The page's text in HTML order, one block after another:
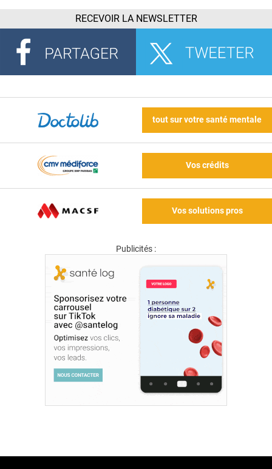
RECEVOIR LA NEWSLETTER
tout sur votre santé mentale
Vos crédits
Vos solutions pros
Publicités :